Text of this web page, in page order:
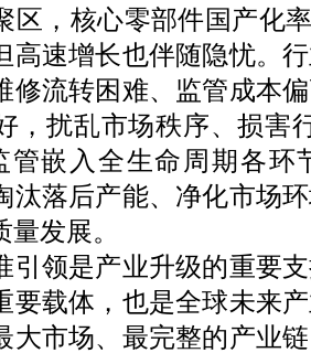
区，核心零部件国产化
高速增长也伴随隐忧。
修流转困难、监管成本
，扰乱市场秩序、损害
管嵌入全生命周期各环
汰落后产能、净化市场
发展。
领是产业升级的重要支
要载体，也是全球未来
大市场、最完整的产业